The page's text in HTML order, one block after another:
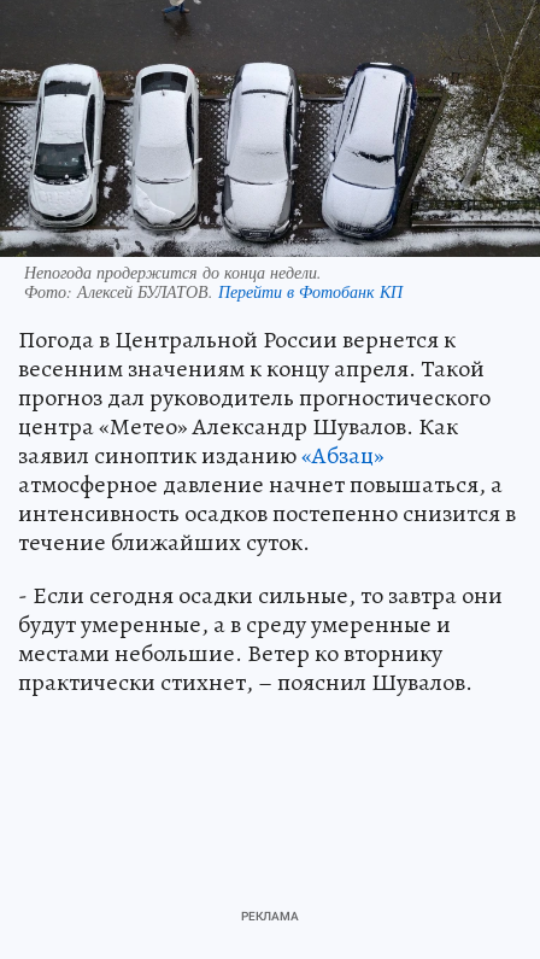
Непогода продержится до конца недели.
Фото: Алексей БУЛАТОВ. Перейти в Фотобанк КП
Погода в Центральной России вернется к
весенним значениям к концу апреля. Такой
прогноз дал руководитель прогностического
центра «Метео» Александр Шувалов. Как
заявил синоптик изданию«Абзац»
атмосферное давление начнет повышаться, а
интенсивность осадков постепенно снизится в
течение ближайших суток.
- Если сегодня осадки сильные, то завтра они
будут умеренные, а в среду умеренные и
местами небольшие. Ветер ко вторнику
практически стихнет, – пояснил Шувалов.